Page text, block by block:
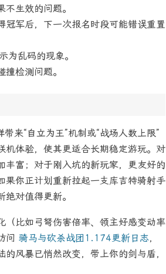
生效的问题。
冠军后，下一次报名时段可能错误重置
为乱码的现象。
检测问题。
来“自立为王”机制或“战场人数上限”
机体验，使其更适合长期稳定游玩。对
丰富；对于刚入坑的新玩家，更友好的
果你正计划重新拉起一支库吉特骑射手
对值得更新。
（比如弓弩伤害倍率、领主好感变动率
问 骑马与砍杀战团1.174更新日志，
风暴已悄然改变，带上你的剑与盾，